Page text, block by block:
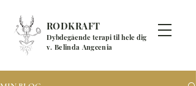
RODKRAFT
Dybdegående terapi til hele dig
v. Belinda Angcenia